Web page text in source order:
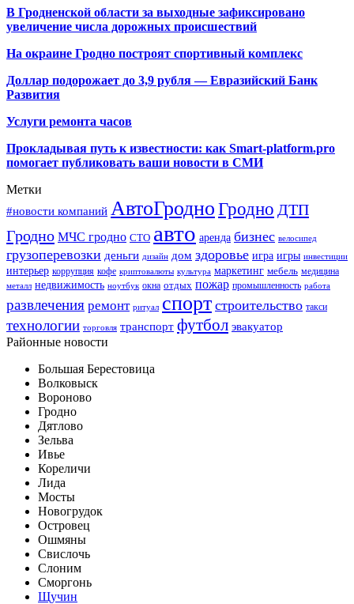
В Гродненской области за выходные зафиксировано
увеличение числа дорожных происшествий
На окраине Гродно построят спортивный комплекс
Доллар подорожает до 3,9 рубля — Евразийский Банк
Развития
Услуги ремонта часов
Прокладывая путь к известности: как Smart-platform.pro
помогает публиковать ваши новости в СМИ
Метки
#новости компаний АвтоГродноГродно ДТП
Гродно МЧС гродно СТО авто аренда бизнес велосипед
грузоперевозки деньги дизайн дом здоровье игра игры инвестиции
интерьер коррупция кофе криптовалюты культура маркетинг мебель медицина
металл недвижимость ноутбук окна отдых пожар промышленность работа
развлечения ремонт ритуал спорт строительство такси
технологии торговля транспорт футбол эвакуатор
Районные новости
Большая Берестовица
Волковыск
Вороново
Гродно
Дятлово
Зельва
Ивье
Кореличи
Лида
Мосты
Новогрудок
Островец
Ошмяны
Свислочь
Слоним
Сморгонь
Щучин